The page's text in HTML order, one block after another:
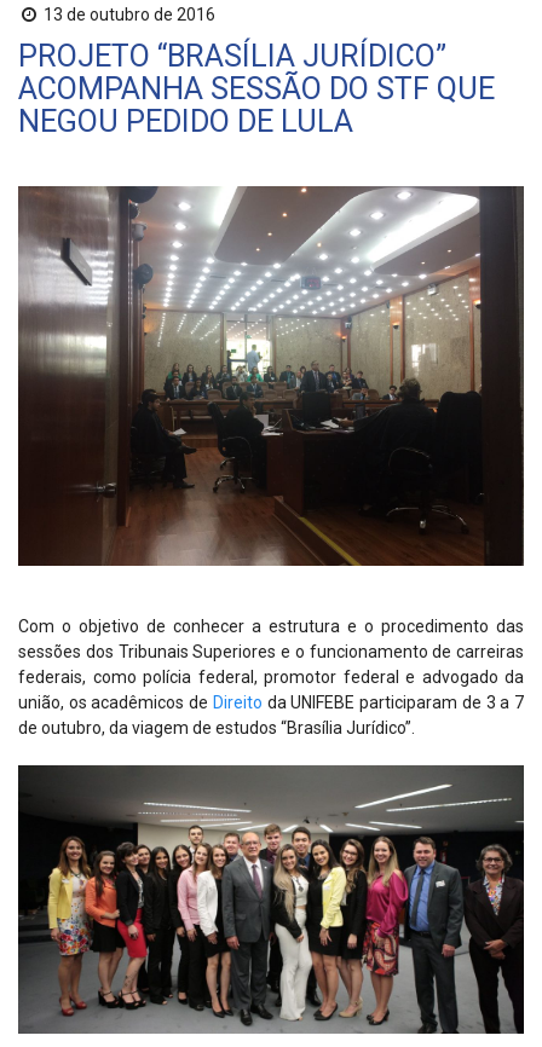
13 de outubro de 2016
PROJETO “BRASÍLIA JURÍDICO”
ACOMPANHA SESSÃO DO STF QUE
NEGOU PEDIDO DE LULA
Com o objetivo de conhecer a estrutura e o procedimento das
sessões dos Tribunais Superiores e o funcionamento de carreiras
federais, como polícia federal, promotor federal e advogado da
união, os acadêmicos de Direito da UNIFEBE participaram de 3 a 7
de outubro, da viagem de estudos “Brasília Jurídico”.